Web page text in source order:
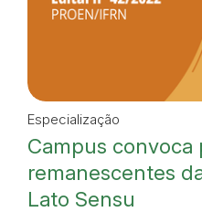
Especialização
Campus convoca
remanescentes
Lato Sensu